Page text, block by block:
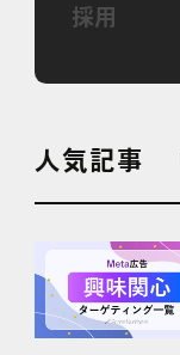
採用
人気記事